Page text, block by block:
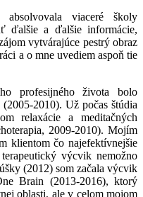
viaceré školy
ďalšie a ďalšie informácie,
vytvárajúce pestrý obraz
a o mne uvediem aspoň tie
profesijného života bolo
2010). Už počas štúdia
relaxácie a meditačných
2009-2010). Mojím
klientom čo najefektívnejšie
výcvik nemožno
(2012) som začala výcvik
Brain (2013-2016), ktorý
oblasti, ale v celom mojom